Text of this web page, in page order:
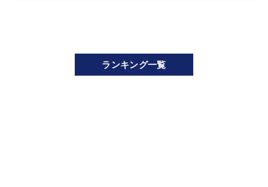
ランキング一覧